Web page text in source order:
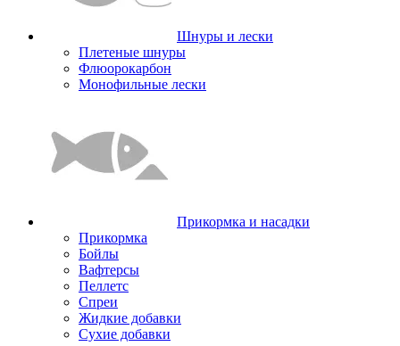
Шнуры и лески
Плетеные шнуры
Флюорокарбон
Монофильные лески
Прикормка и насадки
Прикормка
Бойлы
Вафтерсы
Пеллетс
Спреи
Жидкие добавки
Сухие добавки